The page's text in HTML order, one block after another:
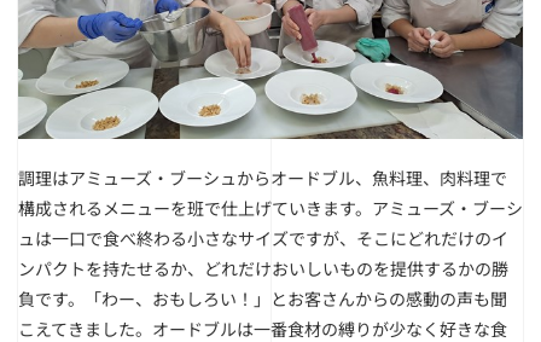
調理はアミューズ・ブーシュからオードブル、魚料理、肉料理で
構成されるメニューを班で仕上げていきます。アミューズ・ブーシ
ュは一口で食べ終わる小さなサイズですが、そこにどれだけのイ
ンパクトを持たせるか、どれだけおいしいものを提供するかの勝
負です。「わー、おもしろい！」とお客さんからの感動の声も聞
こえてきました。オードブルは一番食材の縛りが少なく好きな食